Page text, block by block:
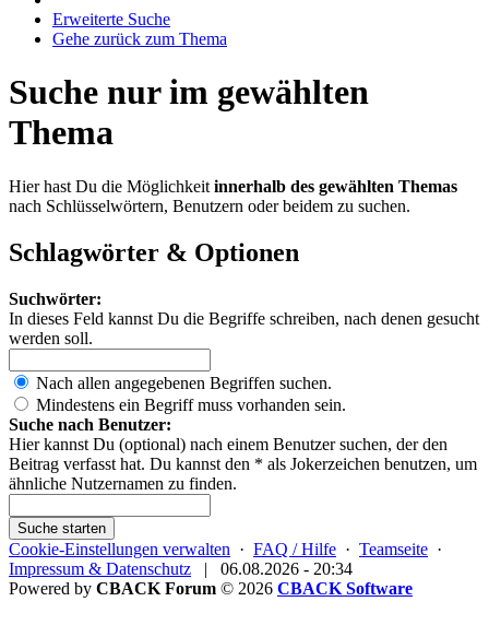
Erweiterte Suche
Gehe zurück zum Thema
Suche nur im gewählten
Thema
Hier hast Du die Möglichkeit innerhalb des gewählten Themas
nach Schlüsselwörtern, Benutzern oder beidem zu suchen.
Schlagwörter & Optionen
Suchwörter:
In dieses Feld kannst Du die Begriffe schreiben, nach denen gesucht
werden soll.
Nach allen angegebenen Begriffen suchen.
Mindestens ein Begriff muss vorhanden sein.
Suche nach Benutzer:
Hier kannst Du (optional) nach einem Benutzer suchen, der den
Beitrag verfasst hat. Du kannst den * als Jokerzeichen benutzen, um
ähnliche Nutzernamen zu finden.
Suche starten
Cookie-Einstellungen verwalten · FAQ / Hilfe · Teamseite ·
Impressum & Datenschutz |
06.08.2026 - 20:34
Powered by CBACK Forum © 2026 CBACK Software